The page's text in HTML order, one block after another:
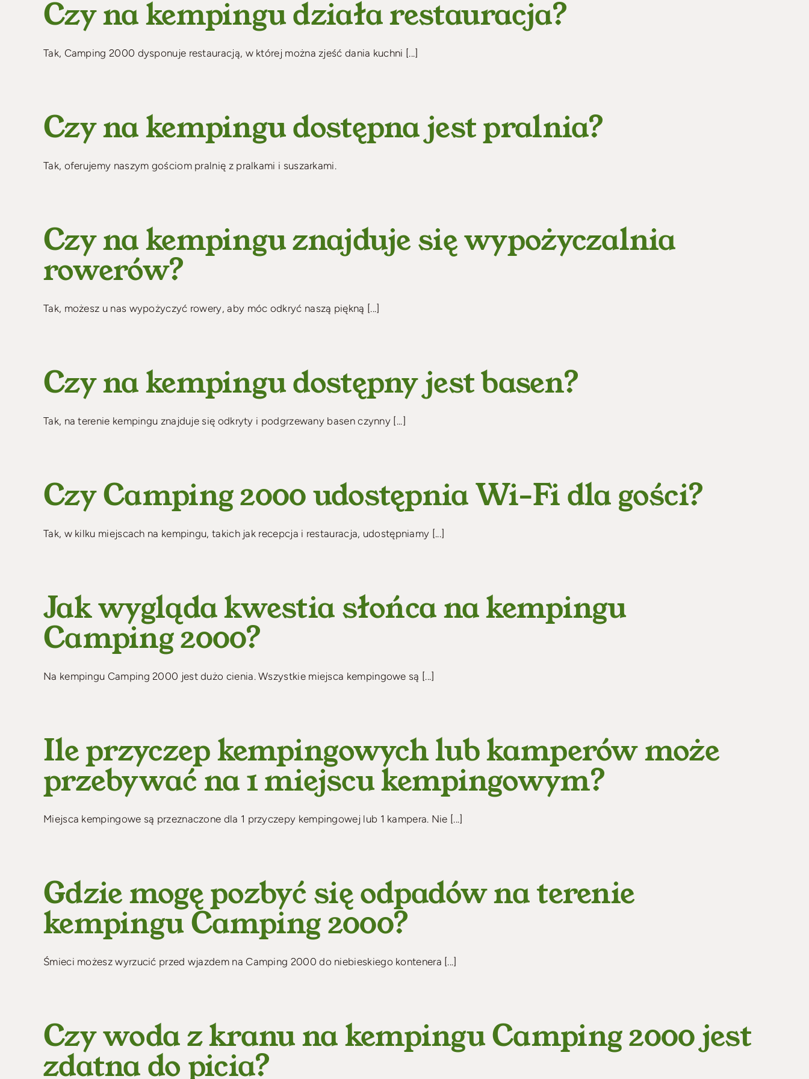
Czy na kempingu działa restauracja?
Tak, Camping 2000 dysponuje restauracją, w której można zjeść dania kuchni [...]
Czy na kempingu dostępna jest pralnia?
Tak, oferujemy naszym gościom pralnię z pralkami i suszarkami.
Czy na kempingu znajduje się wypożyczalnia
rowerów?
Tak, możesz u nas wypożyczyć rowery, aby móc odkryć naszą piękną [...]
Czy na kempingu dostępny jest basen?
Tak, na terenie kempingu znajduje się odkryty i podgrzewany basen czynny [...]
Czy Camping 2000 udostępnia Wi-Fi dla gości?
Tak, w kilku miejscach na kempingu, takich jak recepcja i restauracja, udostępniamy [...]
Jak wygląda kwestia słońca na kempingu
Camping 2000?
Na kempingu Camping 2000 jest dużo cienia. Wszystkie miejsca kempingowe są [...]
Ile przyczep kempingowych lub kamperów może
przebywać na 1 miejscu kempingowym?
Miejsca kempingowe są przeznaczone dla 1 przyczepy kempingowej lub 1 kampera. Nie [...]
Gdzie mogę pozbyć się odpadów na terenie
kempingu Camping 2000?
Śmieci możesz wyrzucić przed wjazdem na Camping 2000 do niebieskiego kontenera [...]
Czy woda z kranu na kempingu Camping 2000 jest
zdatna do picia?